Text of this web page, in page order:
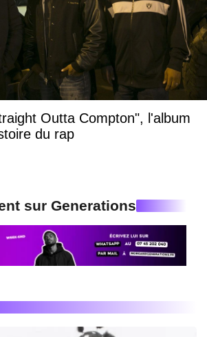
Outta Compton", l'album
du rap
sur Generations